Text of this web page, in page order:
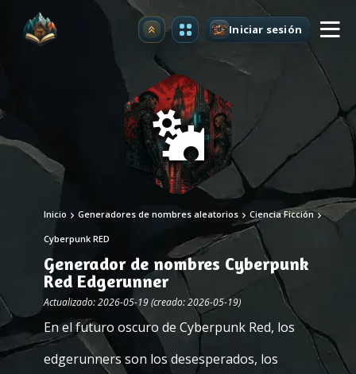
Mejorar Iniciar sesión
Inicio Generadores de nombres aleatorios Ciencia Ficción
Cyberpunk RED
Generador de nombres Cyberpunk
Red Edgerunner
Actualizado: 2026-05-19 (creado: 2026-05-19)
En el futuro oscuro de Cyberpunk Red, los
edgerunners son los desesperados, los